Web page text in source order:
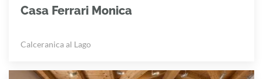
Casa Ferrari Monica
Calceranica al Lago